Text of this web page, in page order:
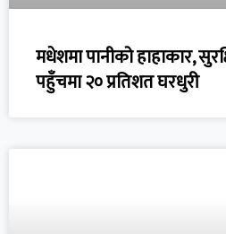
मधेशमा पानीको हाहाकार,
पहुँचमा २० प्रतिशत घरधुरी